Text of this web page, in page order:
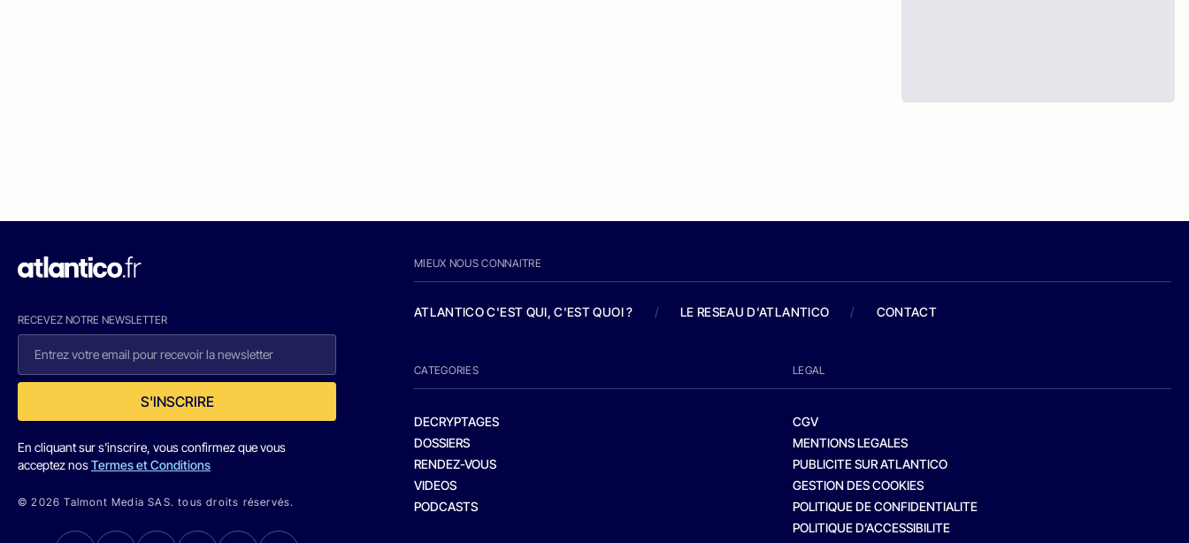
RECEVEZ NOTRE NEWSLETTER
S'INSCRIRE
En cliquant sur s'inscrire, vous confirmez que vous
acceptez nosTermes et Conditions
© 2026 Talmont Media SAS. tous droits réservés.
MIEUX NOUS CONNAITRE
ATLANTICO C'EST QUI, C'EST QUOI ? / LE RESEAU D'ATLANTICO / CONTACT
CATEGORIES
DECRYPTAGES
DOSSIERS
RENDEZ-VOUS
VIDEOS
PODCASTS
LEGAL
CGV
MENTIONS LEGALES
PUBLICITE SUR ATLANTICO
GESTION DES COOKIES
POLITIQUE DE CONFIDENTIALITE
POLITIQUE D’ACCESSIBILITE